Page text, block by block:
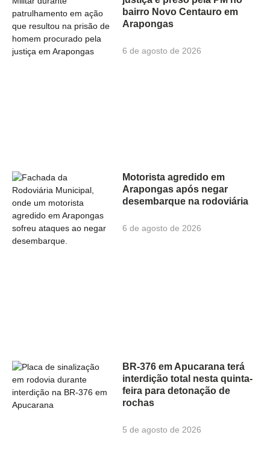
bairro Novo Centauro em
Arapongas
6 de agosto de 2026
Motorista agredido em
Arapongas após negar
desembarque na rodoviária
6 de agosto de 2026
BR-376 em Apucarana terá
interdição total nesta quinta-
feira para detonação de
rochas
5 de agosto de 2026